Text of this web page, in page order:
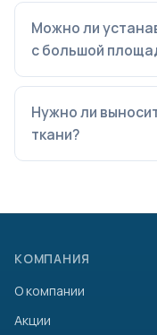
Можно ли
с большой
Нужно ли
ткани?
КОМПАНИЯ
О компании
Акции